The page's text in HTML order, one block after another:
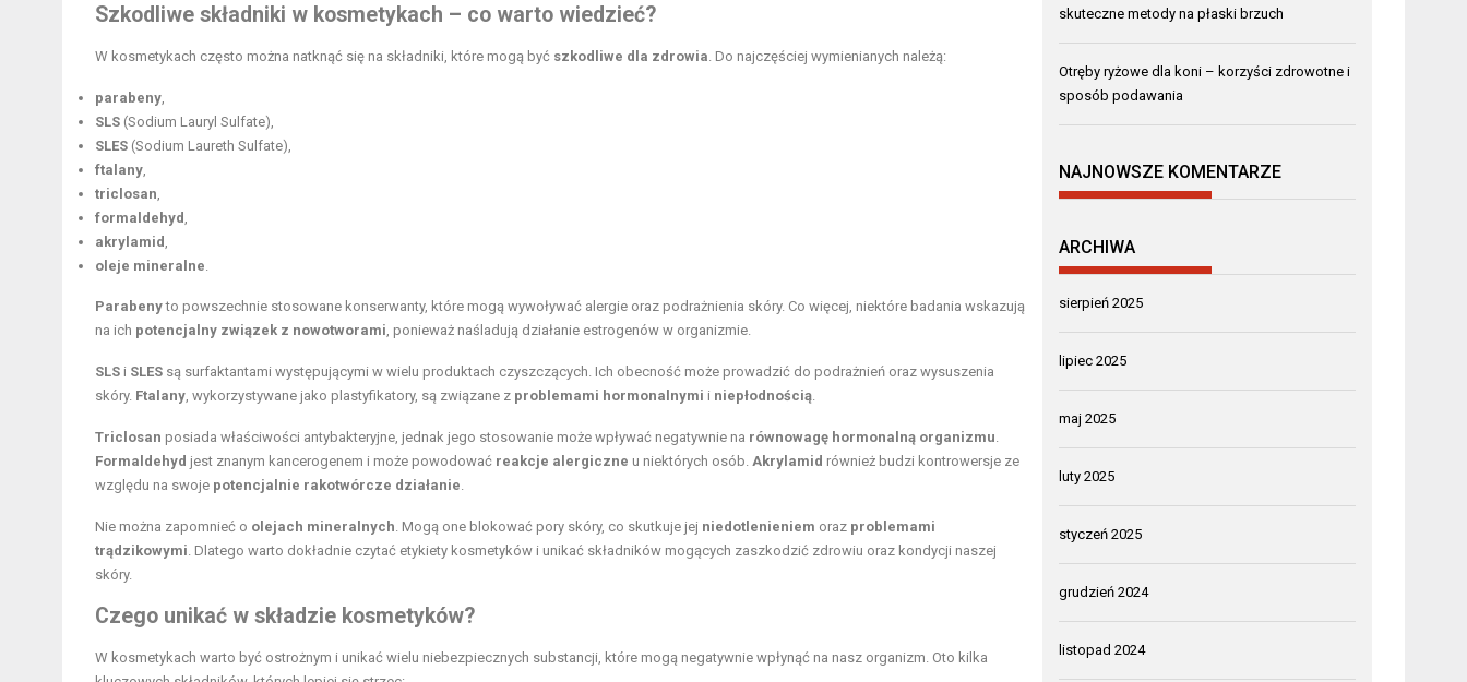
Szkodliwe składniki w kosmetykach – co warto wiedzieć?
W kosmetykach często można natknąć się na składniki, które mogą być szkodliwe dla zdrowia . Do najczęściej wymienianych należą:
parabeny
SLS (Sodium Lauryl Sulfate),
SLES (Sodium Laureth Sulfate),
ftalany
triclosan
formaldehyd
akrylamid
oleje mineralne
Parabenyto powszechnie stosowane konserwanty, które mogą wywoływać alergie oraz podrażnienia skóry. Co więcej, niektóre badania wskazują
na ich potencjalny związek z nowotworami , ponieważ naśladują działanie estrogenów w organizmie.
SLS i SLES są surfaktantami występującymi w wielu produktach czyszczących. Ich obecność może prowadzić do podrażnień oraz wysuszenia
skóry. Ftalany , wykorzystywane jako plastyfikatory, są związane z problemami hormonalnymi i niepłodnością
Triclosan posiada właściwości antybakteryjne, jednak jego stosowanie może wpływać negatywnie na równowagę hormonalną organizmu
Formaldehyd jest znanym kancerogenem i może powodować reakcje alergiczne u niektórych osób. Akrylamid również budzi kontrowersje ze
względu na swoje potencjalnie rakotwórcze działanie
Nie można zapomnieć o olejach mineralnych . Mogą one blokować pory skóry, co skutkuje jej niedotlenieniem oraz problemami
trądzikowymi . Dlatego warto dokładnie czytać etykiety kosmetyków i unikać składników mogących zaszkodzić zdrowiu oraz kondycji naszej
skóry.
Czego unikać w składzie kosmetyków?
W kosmetykach warto być ostrożnym i unikać wielu niebezpiecznych substancji, które mogą negatywnie wpłynąć na nasz organizm. Oto kilka
skuteczne metody na płaski brzuch
Otręby ryżowe dla koni – korzyści zdrowotne i
sposób podawania
NAJNOWSZE KOMENTARZE
ARCHIWA
sierpień 2025
lipiec 2025
maj 2025
luty 2025
styczeń 2025
grudzień 2024
listopad 2024